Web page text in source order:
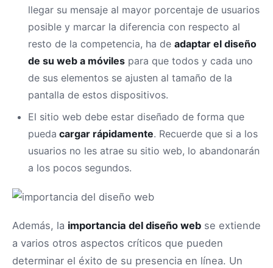
llegar su mensaje al mayor porcentaje de usuarios
posible y marcar la diferencia con respecto al
resto de la competencia, ha de adaptar el diseño
de su web a móviles para que todos y cada uno
de sus elementos se ajusten al tamaño de la
pantalla de estos dispositivos.
El sitio web debe estar diseñado de forma que
pueda cargar rápidamente. Recuerde que si a los
usuarios no les atrae su sitio web, lo abandonarán
a los pocos segundos.
Además, la importancia del diseño web se extiende
a varios otros aspectos críticos que pueden
determinar el éxito de su presencia en línea. Un